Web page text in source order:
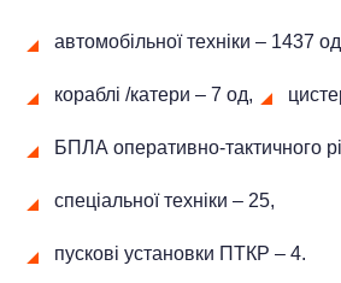
автомобільної техніки ‒ 1437
кораблі /катери ‒ 7 од,
БПЛА оперативно-тактичного
спеціальної техніки – 25,
пускові установки ПТКР – 4.